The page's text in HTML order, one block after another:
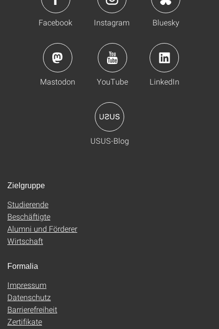
Facebook Instagram Bluesky
Mastodon YouTube LinkedIn
USUS-Blog
Zielgruppe
Studierende
Beschäftigte
Alumni und Förderer
Wirtschaft
Formalia
Impressum
Datenschutz
Barrierefreiheit
Zertifikate